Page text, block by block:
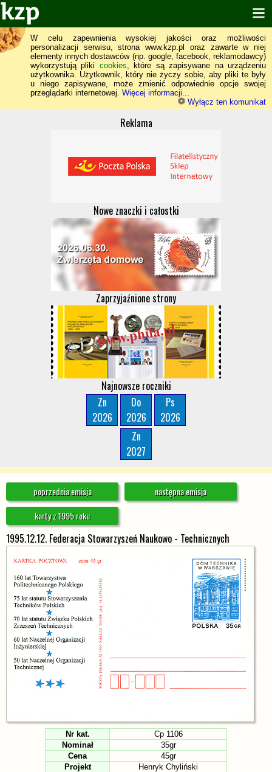
W celu zapewnienia wysokiej jakości oraz możliwości
personalizacji serwisu, strona www.kzp.pl oraz zawarte w niej
elementy innych dostawców (np. google, facebook, reklamodawcy)
wykorzystują pliki cookies, które są zapisywane na urządzeniu
użytkownika. Użytkownik, który nie życzy sobie, aby pliki te były
u niego zapisywane, może zmienić odpowiednie opcje swojej
przeglądarki internetowej. Więcej informacji...
Wyłącz ten komunikat
Reklama
Nowe znaczki i całostki
Zaprzyjaźnione strony
Najnowsze roczniki
Zn
2026
Do
2026
Ps
2026
Zn
2027
poprzednia emisja
następna emisja
karty z 1995 roku
1995.12.12. Federacja Stowarzyszeń Naukowo - Technicznych
Nr kat.
Cp 1106
Nominał
35gr
Cena
45gr
Projekt
Henryk Chyliński